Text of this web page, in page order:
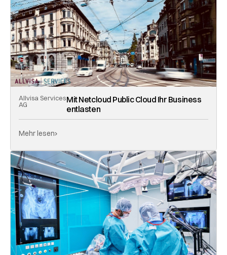
Allvisa Services
AG
Mit Netcloud Public Cloud Ihr Business
entlasten
Mehr lesen